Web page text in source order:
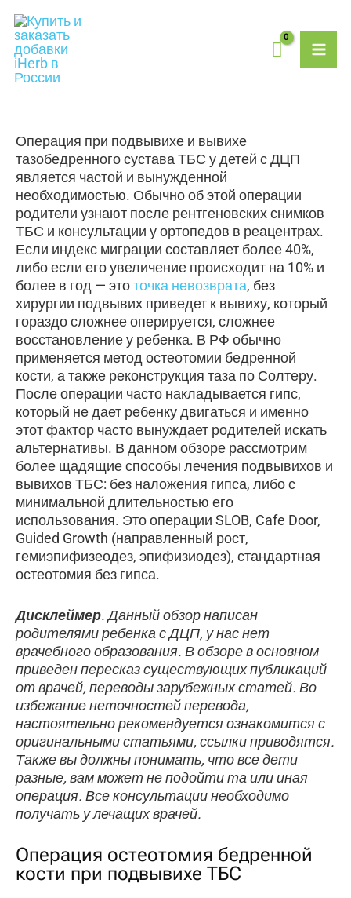
содержимому
Операция при подвывихе и вывихе
тазобедренного сустава ТБС у детей с ДЦП
является частой и вынужденной
необходимостью. Обычно об этой операции
родители узнают после рентгеновских снимков
ТБС и консультации у ортопедов в реацентрах.
Если индекс миграции составляет более 40%,
либо если его увеличение происходит на 10% и
более в год — этоточка невозврата, без
хирургии подвывих приведет к вывиху, который
гораздо сложнее оперируется, сложнее
восстановление у ребенка. В РФ обычно
применяется метод остеотомии бедренной
кости, а также реконструкция таза по Солтеру.
После операции часто накладывается гипс,
который не дает ребенку двигаться и именно
этот фактор часто вынуждает родителей искать
альтернативы. В данном обзоре рассмотрим
более щадящие способы лечения подвывихов и
вывихов ТБС: без наложения гипса, либо с
минимальной длительностью его
использования. Это операции SLOB, Cafe Door,
Guided Growth (направленный рост,
гемиэпифизеодез, эпифизиодез), стандартная
остеотомия без гипса.
Дисклеймер. Данный обзор написан
родителями ребенка с ДЦП, у нас нет
врачебного образования. В обзоре в основном
приведен пересказ существующих публикаций
от врачей, переводы зарубежных статей. Во
избежание неточностей перевода,
настоятельно рекомендуется ознакомится с
оригинальными статьями, ссылки приводятся.
Также вы должны понимать, что все дети
разные, вам может не подойти та или иная
операция. Все консультации необходимо
получать у лечащих врачей.
Операция остеотомия бедренной
кости при подвывихе ТБС